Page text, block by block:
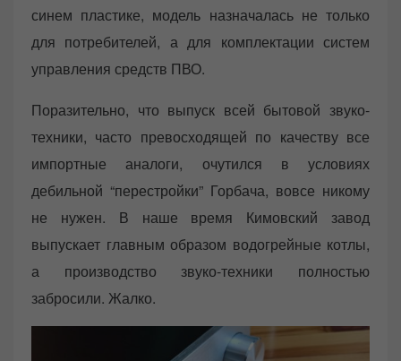
синем пластике, модель назначалась не только
для потребителей, а для комплектации систем
управления средств ПВО.
Поразительно, что выпуск всей бытовой звуко-
техники, часто превосходящей по качеству все
импортные аналоги, очутился в условиях
дебильной “перестройки” Горбача, вовсе никому
не нужен. В наше время Кимовский завод
выпускает главным образом водогрейные котлы,
а производство звуко-техники полностью
забросили. Жалко.